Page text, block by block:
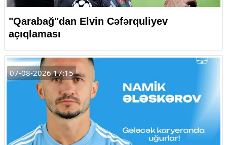
"Qarabağ"dan Elvin Cəfərquliyev
açıqlaması
07-08-2026 17:15